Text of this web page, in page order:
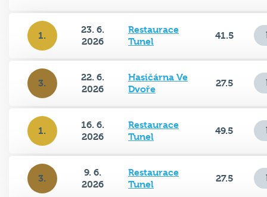
1.
23. 6.
2026
Restaurace
Tunel
41.5
3.
22. 6.
2026
Hasičárna Ve
Dvoře
27.5
1.
16. 6.
2026
Restaurace
Tunel
49.5
3.
9. 6.
2026
Restaurace
Tunel
27.5